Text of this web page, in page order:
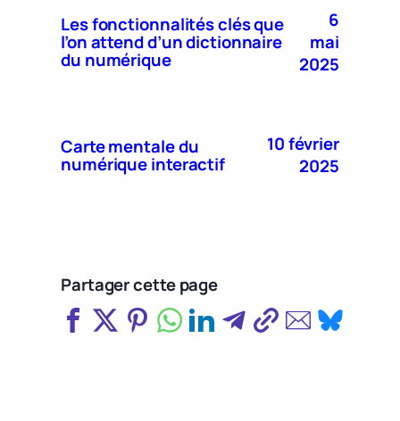
Les fonctionnalités clés que
l’on attend d’un dictionnaire
du numérique
6
mai
2025
Carte mentale du
numérique interactif
10 février
2025
Partager cette page